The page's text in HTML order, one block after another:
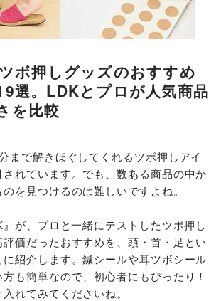
ボ押しグッズのおすすめ
選。LDKとプロが人気商品
を比較
まで解きほぐしてくれるツボ押しアイ
れています。でも、数ある商品の中か
を見つけるのは難しいですよね。
が、プロと一緒にテストしたツボ押し
価だったおすすめを、頭・首・足とい
紹介します。鍼シールや耳ツボシール
も簡単なので、初心者にもぴったり！
れてみてくださいね。